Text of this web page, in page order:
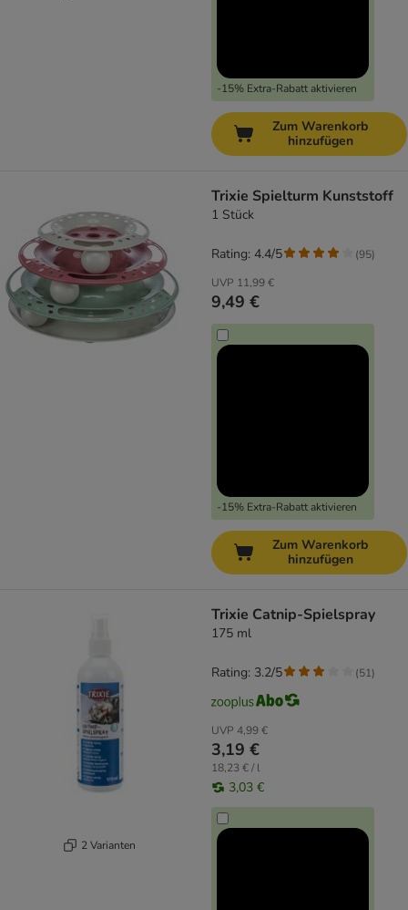
-15% Extra-Rabatt aktivieren
Zum Warenkorb
hinzufügen
Trixie Spielturm Kunststoff
1 Stück
UVP 11,99 €
9,49 €
-15% Extra-Rabatt aktivieren
Rating: 4.4/5 (95)
Zum Warenkorb
hinzufügen
2 Varianten
Trixie Catnip-Spielspray
175 ml
UVP 4,99 €
3,19 €
18,23 € / l
3,03 €
Rating: 3.2/5 (51)